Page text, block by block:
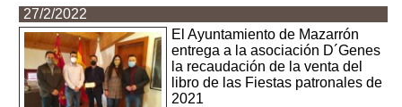
27/2/2022
El Ayuntamiento de Mazarrón
entrega a la asociación D´Genes
la recaudación de la venta del
libro de las Fiestas patronales de
2021